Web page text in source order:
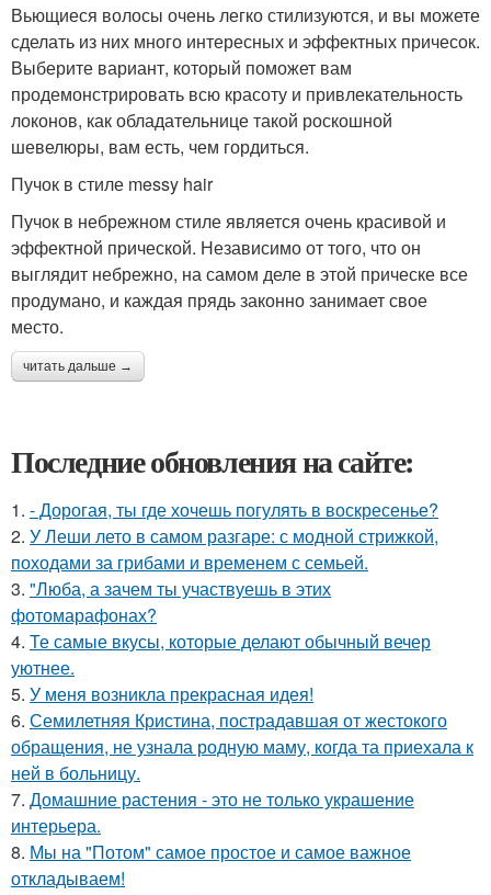
Вьющиеся волосы очень легко стилизуются, и вы можете
сделать из них много интересных и эффектных причесок.
Выберите вариант, который поможет вам
продемонстрировать всю красоту и привлекательность
локонов, как обладательнице такой роскошной
шевелюры, вам есть, чем гордиться.
Пучок в стиле messy hair
Пучок в небрежном стиле является очень красивой и
эффектной прической. Независимо от того, что он
выглядит небрежно, на самом деле в этой прическе все
продумано, и каждая прядь законно занимает свое
место.
читать дальше →
Последние обновления на сайте:
1. - Дорогая, ты где хочешь погулять в воскресенье?
2. У Леши лето в самом разгаре: с модной стрижкой,
походами за грибами и временем с семьей.
3. "Люба, а зачем ты участвуешь в этих
фотомарафонах?
4. Те самые вкусы, которые делают обычный вечер
уютнее.
5. У меня возникла прекрасная идея!
6. Семилетняя Кристина, пострадавшая от жестокого
обращения, не узнала родную маму, когда та приехала к
ней в больницу.
7. Домашние растения - это не только украшение
интерьера.
8. Мы на "Потом" самое простое и самое важное
откладываем!